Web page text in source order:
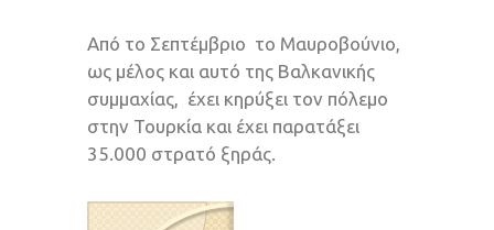
Από το Σεπτέμβριο το Μαυροβούνιο,
ως μέλος και αυτό της Βαλκανικής
συμμαχίας, έχει κηρύξει τον πόλεμο
στην Τουρκία και έχει παρατάξει
35.000 στρατό ξηράς.